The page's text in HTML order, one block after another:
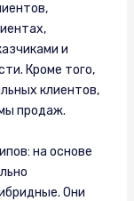
и
Кроме того,
клиентов,
продаж.
на основе
Они